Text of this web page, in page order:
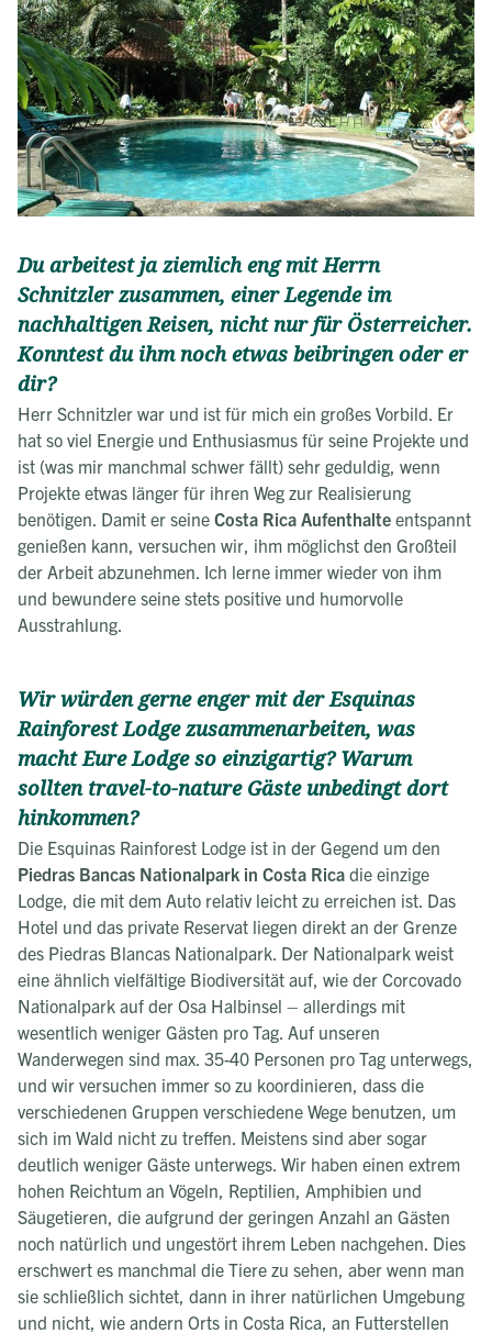
Du arbeitest ja ziemlich eng mit Herrn
Schnitzler zusammen, einer Legende im
nachhaltigen Reisen, nicht nur für Österreicher.
Konntest du ihm noch etwas beibringen oder er
dir?
Herr Schnitzler war und ist für mich ein großes Vorbild. Er
hat so viel Energie und Enthusiasmus für seine Projekte und
ist (was mir manchmal schwer fällt) sehr geduldig, wenn
Projekte etwas länger für ihren Weg zur Realisierung
benötigen. Damit er seine Costa Rica Aufenthalte entspannt
genießen kann, versuchen wir, ihm möglichst den Großteil
der Arbeit abzunehmen. Ich lerne immer wieder von ihm
und bewundere seine stets positive und humorvolle
Ausstrahlung.
Wir würden gerne enger mit der Esquinas
Rainforest Lodge zusammenarbeiten, was
macht Eure Lodge so einzigartig? Warum
sollten travel-to-nature Gäste unbedingt dort
hinkommen?
Die Esquinas Rainforest Lodge ist in der Gegend um den
Piedras Bancas Nationalpark in Costa Rica die einzige
Lodge, die mit dem Auto relativ leicht zu erreichen ist. Das
Hotel und das private Reservat liegen direkt an der Grenze
des Piedras Blancas Nationalpark. Der Nationalpark weist
eine ähnlich vielfältige Biodiversität auf, wie der Corcovado
Nationalpark auf der Osa Halbinsel – allerdings mit
wesentlich weniger Gästen pro Tag. Auf unseren
Wanderwegen sind max. 35-40 Personen pro Tag unterwegs,
und wir versuchen immer so zu koordinieren, dass die
verschiedenen Gruppen verschiedene Wege benutzen, um
sich im Wald nicht zu treffen. Meistens sind aber sogar
deutlich weniger Gäste unterwegs. Wir haben einen extrem
hohen Reichtum an Vögeln, Reptilien, Amphibien und
Säugetieren, die aufgrund der geringen Anzahl an Gästen
noch natürlich und ungestört ihrem Leben nachgehen. Dies
erschwert es manchmal die Tiere zu sehen, aber wenn man
sie schließlich sichtet, dann in ihrer natürlichen Umgebung
und nicht, wie andern Orts in Costa Rica, an Futterstellen